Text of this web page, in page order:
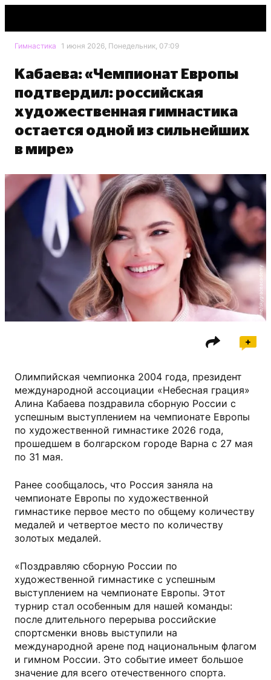
Гимнастика 1 июня 2026, Понедельник, 07:09
Кабаева: «Чемпионат Европы
подтвердил: российская
художественная гимнастика
остается одной из сильнейших
в мире»
t.me/skygraceacademy
Олимпийская чемпионка 2004 года, президент
международной ассоциации «Небесная грация»
Алина Кабаева поздравила сборную России с
успешным выступлением на чемпионате Европы
по художественной гимнастике 2026 года,
прошедшем в болгарском городе Варна с 27 мая
по 31 мая.
Ранее сообщалось, что Россия заняла на
чемпионате Европы по художественной
гимнастике первое место по общему количеству
медалей и четвертое место по количеству
золотых медалей.
«Поздравляю сборную России по
художественной гимнастике с успешным
выступлением на чемпионате Европы. Этот
турнир стал особенным для нашей команды:
после длительного перерыва российские
спортсменки вновь выступили на
международной арене под национальным флагом
и гимном России. Это событие имеет большое
значение для всего отечественного спорта.